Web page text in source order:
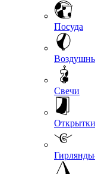
Посуда
Свечи
Открытки